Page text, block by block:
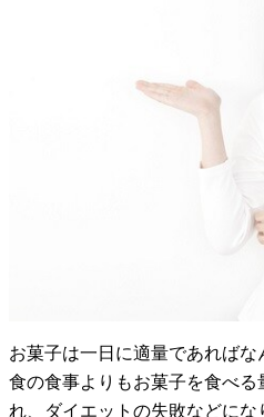
お菓子は一日に適量であれば
食の食事よりもお菓子を食べ
れ、ダイエットの失敗などにな